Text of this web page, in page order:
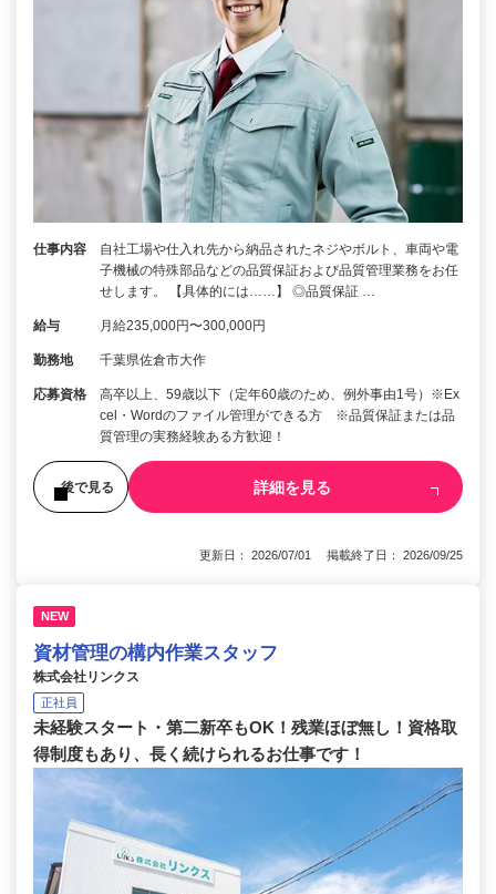
仕事内容
自社工場や仕入れ先から納品されたネジやボルト、車両や電
子機械の特殊部品などの品質保証および品質管理業務をお任
せします。 【具体的には……】 ◎品質保証 …
給与 月給235,000円〜300,000円
勤務地 千葉県佐倉市大作
応募資格
高卒以上、59歳以下（定年60歳のため、例外事由1号）※Ex
cel・Wordのファイル管理ができる方 ※品質保証または品
質管理の実務経験ある方歓迎！
後で見る 詳細を見る
更新日： 2026/07/01 掲載終了日： 2026/09/25
NEW
資材管理の構内作業スタッフ
株式会社リンクス
正社員
未経験スタート・第二新卒もOK！残業ほぼ無し！資格取
得制度もあり、長く続けられるお仕事です！